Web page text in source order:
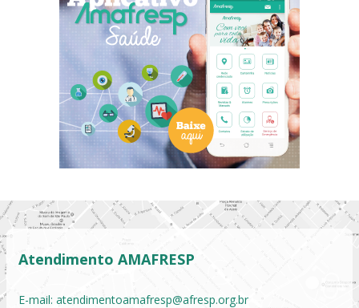
Atendimento AMAFRESP
E-mail: atendimentoamafresp@afresp.org.br